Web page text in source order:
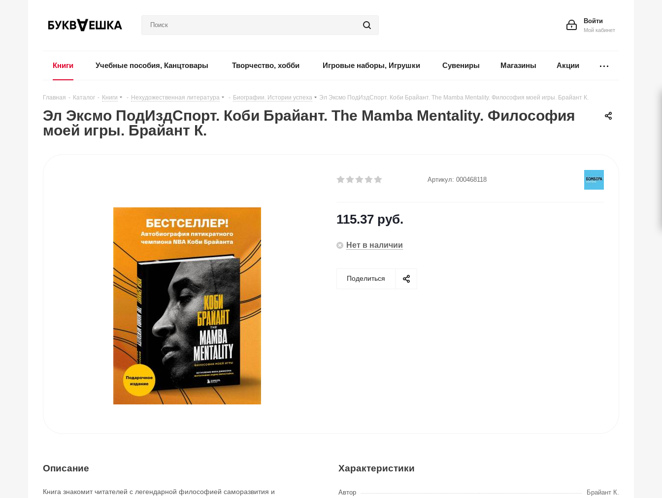
Войти
Мой кабинет
Книги Учебные пособия, Канцтовары Творчество, хобби Игровые наборы, Игрушки Сувениры Магазины Акции
Главная - Каталог - Книги - Нехудожественная литература - Биографии. Истории успеха - Эл Эксмо ПодИздСпорт. Коби Брайант. The Mamba Mentality. Философия моей игры. Брайант К.
Эл Эксмо ПодИздСпорт. Коби Брайант. The Mamba Mentality. Философия
моей игры. Брайант К.
Артикул: 000468118
115.37 руб.
Нет в наличии
Поделиться
Описание
Книга знакомит читателей с легендарной философией саморазвития и
Характеристики
Автор
Брайант К.